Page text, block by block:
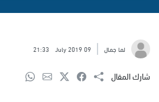
لما جمال 09 July 2019
21:33
شارك المقال